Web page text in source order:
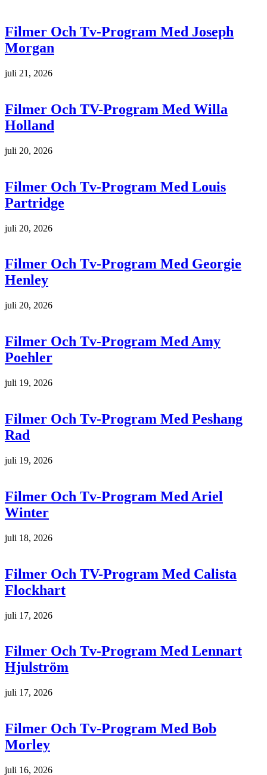
Filmer Och Tv-Program Med Joseph
Morgan
juli 21, 2026
Filmer Och TV-Program Med Willa
Holland
juli 20, 2026
Filmer Och Tv-Program Med Louis
Partridge
juli 20, 2026
Filmer Och Tv-Program Med Georgie
Henley
juli 20, 2026
Filmer Och Tv-Program Med Amy
Poehler
juli 19, 2026
Filmer Och Tv-Program Med Peshang
Rad
juli 19, 2026
Filmer Och Tv-Program Med Ariel
Winter
juli 18, 2026
Filmer Och TV-Program Med Calista
Flockhart
juli 17, 2026
Filmer Och Tv-Program Med Lennart
Hjulström
juli 17, 2026
Filmer Och Tv-Program Med Bob
Morley
juli 16, 2026